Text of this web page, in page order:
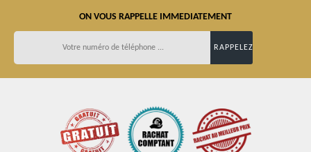
ON VOUS RAPPELLE IMMEDIATEMENT